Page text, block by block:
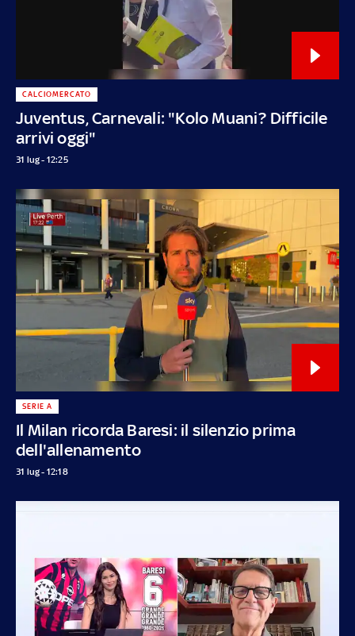
Juventus, Carnevali: "Kolo Muani? Difficile
arrivi oggi"
CALCIOMERCATO
31 lug - 12:25
Il Milan ricorda Baresi: il silenzio prima
dell'allenamento
SERIE A
31 lug - 12:18